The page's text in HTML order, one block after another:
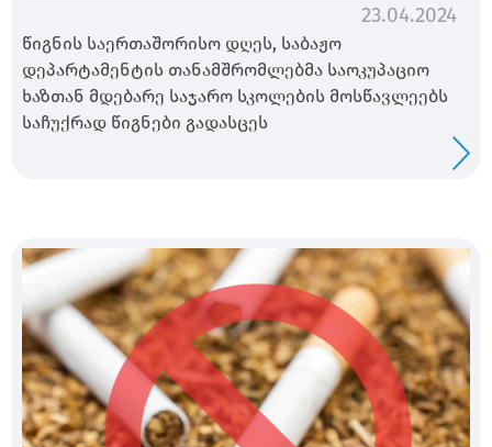
23.04.2024
წიგნის საერთაშორისო დღეს, საბაჟო
დეპარტამენტის თანამშრომლებმა საოკუპაციო
ხაზთან მდებარე საჯარო სკოლების მოსწავლეებს
საჩუქრად წიგნები გადასცეს